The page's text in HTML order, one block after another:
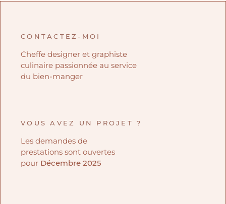
CONTACTEZ-MOI
Cheffe designer et graphiste
culinaire passionnée au service
du bien-manger
VOUS AVEZ UN PROJET ?
Les demandes de
prestations sont ouvertes
pour Décembre 2025